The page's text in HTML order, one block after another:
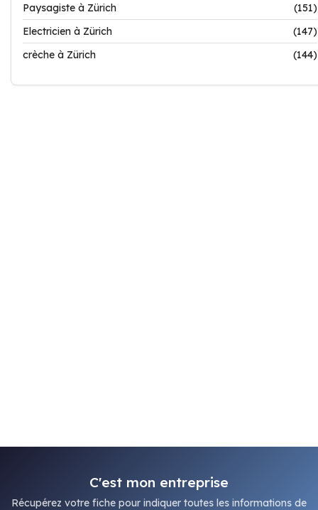
Paysagiste à Zürich
(151)
Electricien à Zürich
(147)
crèche à Zürich
(144)
C'est mon entreprise
Récupérez votre fiche pour indiquer toutes les informations de